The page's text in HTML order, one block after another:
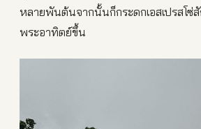
หลายพันต้นจากนั้นก็กระดกเอสเป
พระอาทิตย์ขึ้น